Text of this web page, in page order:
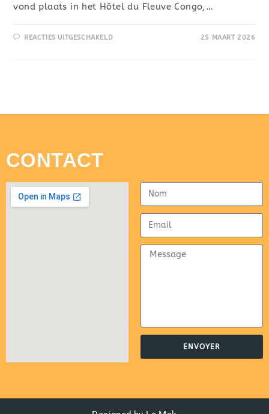
vond plaats in het Hôtel du Fleuve Congo,…
REACTIES UITGESCHAKELD 25 MAART 2026
CONTACT
ENVOYER